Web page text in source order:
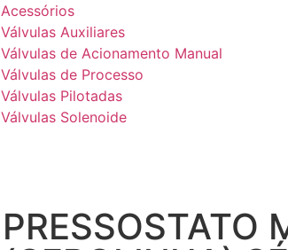
Acessórios
Válvulas Auxiliares
Válvulas de Acionamento Manual
Válvulas de Processo
Válvulas Pilotadas
Válvulas Solenoide
PRESSOSTATO